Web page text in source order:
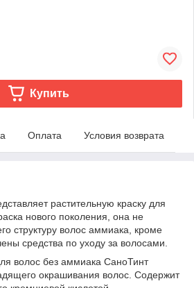
Купить
Оплата Условия возврата
растительную краску для
нового поколения, она не
структуру волос аммиака, кроме
средства по уходу за волосами.
волос без аммиака СаноТинт
окрашивания волос. Содержит